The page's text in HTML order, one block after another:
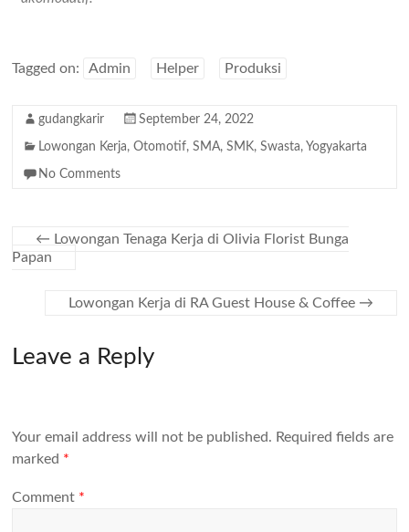
Tagged on: Admin Helper Produksi
gudangkarir September 24, 2022
Lowongan Kerja,Otomotif,SMA,SMK,Swasta, Yogyakarta
No Comments
← Lowongan Tenaga Kerja di Olivia Florist Bunga
Papan
Lowongan Kerja di RA Guest House & Coffee →
Leave a Reply
Your email address will not be published. Required fields are
marked *
Comment *